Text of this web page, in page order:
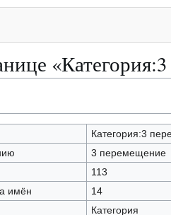
Категория:3
3 перемещение
113
имён
14
Категория